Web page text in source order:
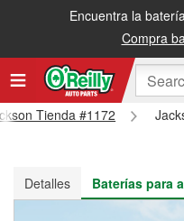
Encuentra la
Compra
Recibe tu orden gratis al
Tienda #1172
Detalles
Baterías para